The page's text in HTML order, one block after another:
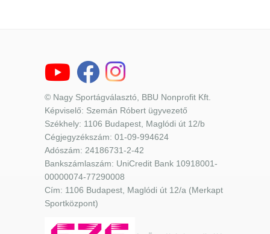
© Nagy Sportágválasztó, BBU Nonprofit Kft.
Képviselő: Szemán Róbert ügyvezető
Székhely: 1106 Budapest, Maglódi út 12/b
Cégjegyzékszám: 01-09-994624
Adószám: 24186731-2-42
Bankszámlaszám: UniCredit Bank 10918001-
00000074-77290008
Cím: 1106 Budapest, Maglódi út 12/a (Merkapt
Sportközpont)